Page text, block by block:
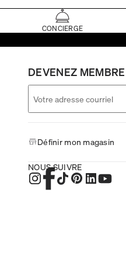
CONCIERGE
DEVENEZ
Définir mon magasin
NOUS SUIVRE